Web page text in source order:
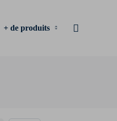
+ de produits